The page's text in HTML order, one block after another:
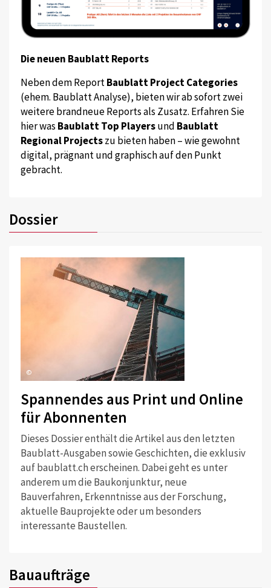
Die neuen Baublatt Reports
Neben dem ReportBaublatt Project Categories
(ehem. Baublatt Analyse), bieten wir ab sofort zwei
weitere brandneue Reports als Zusatz. Erfahren Sie
hier was Baublatt Top Playersund Baublatt
Regional Projectszu bieten haben – wie gewohnt
digital, prägnant und graphisch auf den Punkt
gebracht.
Dossier
©
Spannendes aus Print und Online
für Abonnenten
Dieses Dossier enthält die Artikel aus den letzten
Baublatt-Ausgaben sowie Geschichten, die exklusiv
auf baublatt.ch erscheinen. Dabei geht es unter
anderem um die Baukonjunktur, neue
Bauverfahren, Erkenntnisse aus der Forschung,
aktuelle Bauprojekte oder um besonders
interessante Baustellen.
Bauaufträge